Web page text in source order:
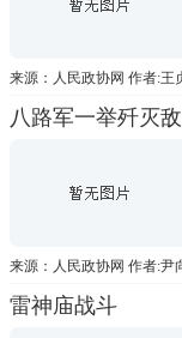
来源：人民政协网 作者:王
八路军一举歼灭
来源：人民政协网 作者:尹
雷神庙战斗